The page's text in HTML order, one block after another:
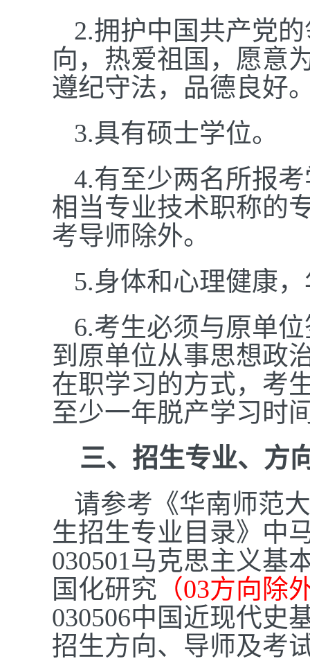
2.拥护中国共产党
向，热爱祖国，愿意
遵纪守法，品德良好
3.具有硕士学位。
4.有至少两名所报
相当专业技术职称的
考导师除外。
5.身体和心理健康
6.考生必须与原单
到原单位从事思想政
在职学习的方式，考
至少一年脱产学习时
三、招生专业、方
请参考《华南师范
生招生专业目录》中
030501马克思主义基
国化研究 （03方向除
030506中国近现代史
招生方向、导师及考